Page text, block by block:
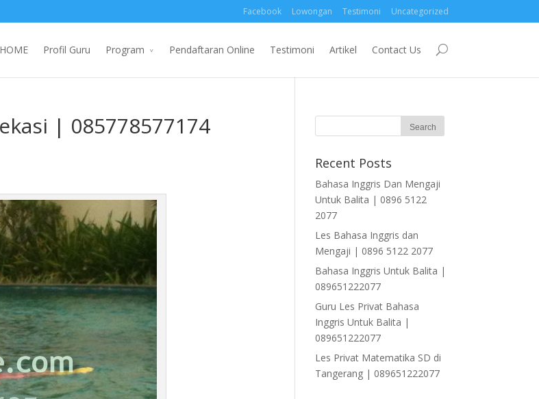
Facebook Lowongan Testimoni Uncategorized
HOME Profil Guru Program Pendaftaran Online Testimoni Artikel Contact Us
| 085778577174
Recent Posts
Bahasa Inggris Dan Mengaji
Untuk Balita | 0896 5122
2077
Les Bahasa Inggris dan
Mengaji | 0896 5122 2077
Bahasa Inggris Untuk Balita |
089651222077
Guru Les Privat Bahasa
Inggris Untuk Balita |
089651222077
Les Privat Matematika SD di
Tangerang | 089651222077